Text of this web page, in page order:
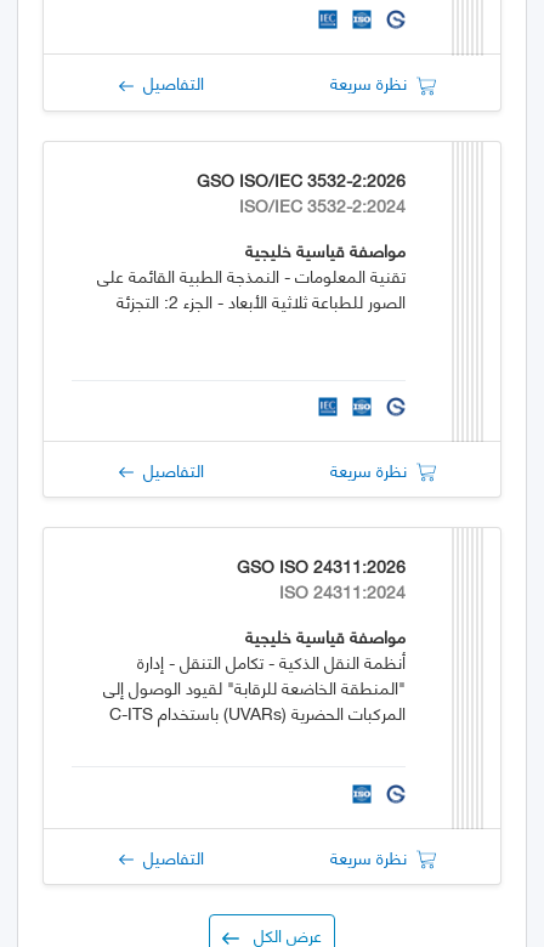
نظرة سريعة التفاصيل
GSO ISO/IEC 3532-2:2026
ISO/IEC 3532-2:2024
مواصفة قياسية خليجية
تقنية المعلومات - النمذجة الطبية القائمة على
الصور للطباعة ثلاثية الأبعاد - الجزء 2: التجزئة
نظرة سريعة التفاصيل
GSO ISO 24311:2026
ISO 24311:2024
مواصفة قياسية خليجية
أنظمة النقل الذكية - تكامل التنقل - إدارة
"المنطقة الخاضعة للرقابة" لقيود الوصول إلى
المركبات الحضرية (UVARs) باستخدام C-ITS
نظرة سريعة التفاصيل
عرض الكل